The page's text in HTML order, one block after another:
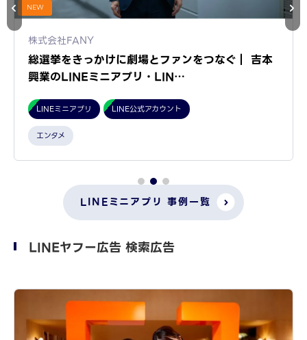
NEW
株式会社FANY
総選挙をきっかけに劇場とファンをつなぐ｜ 吉本
興業のLINEミニアプリ・LIN…
LINEミニアプリ LINE公式アカウント
エンタメ
LINEミニアプリ 事例一覧
LINEヤフー広告 検索広告